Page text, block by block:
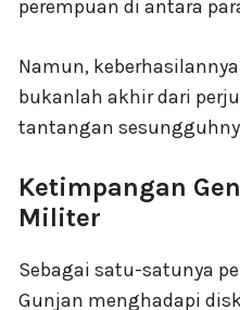
perempuan di antara
Namun,
bukanlah akhir dari
tantangan
Ketimpangan
Militer
Sebagai satu-satunya
Gunjan menghadapi